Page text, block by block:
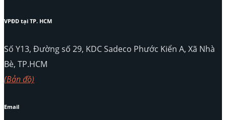
VPĐD tại TP. HCM
Số Y13, Đường số 29, KDC Sadeco Phước Kiển A, Xã Nhà
Bè, TP.HCM
(Bản đồ)
Email